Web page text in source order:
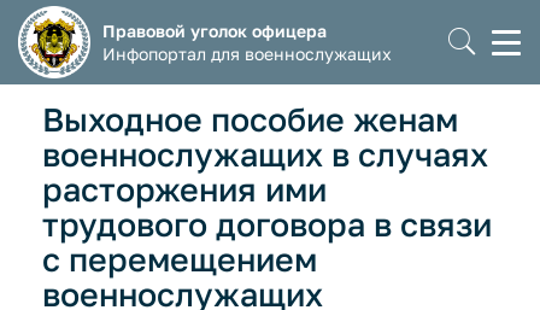
Правовой уголок офицера
Инфопортал для военнослужащих
Выходное пособие женам
военнослужащих в случаях
расторжения ими
трудового договора в связи
с перемещением
военнослужащих